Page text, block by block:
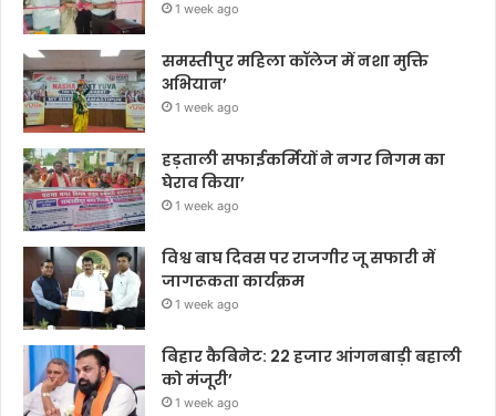
1 week ago
समस्तीपुर महिला कॉलेज में नशा मुक्ति
अभियान’
1 week ago
हड़ताली सफाईकर्मियों ने नगर निगम का
घेराव किया’
1 week ago
विश्व बाघ दिवस पर राजगीर जू सफारी में
जागरूकता कार्यक्रम
1 week ago
बिहार कैबिनेट: 22 हजार आंगनबाड़ी बहाली
को मंजूरी’
1 week ago